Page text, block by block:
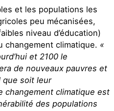
et les populations les
peu mécanisées,
niveau d’éducation)
changement climatique. «
et 2100 le
de nouveaux pauvres et
que soit leur
changement climatique est
des populations